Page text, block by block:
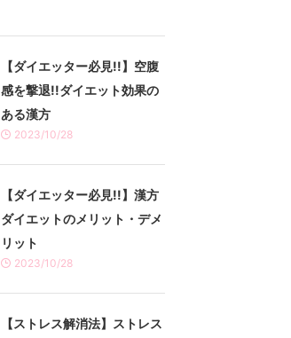
【ダイエッター必見!!】空腹
感を撃退!!ダイエット効果の
ある漢方
2023/10/28
【ダイエッター必見!!】漢方
ダイエットのメリット・デメ
リット
2023/10/28
【ストレス解消法】ストレス